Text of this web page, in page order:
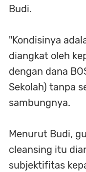
Budi.
"Kondisinya
diangkat oleh
dengan dana
Sekolah) tanpa
sambungnya.
Menurut Budi,
cleansing itu
subjektifitas